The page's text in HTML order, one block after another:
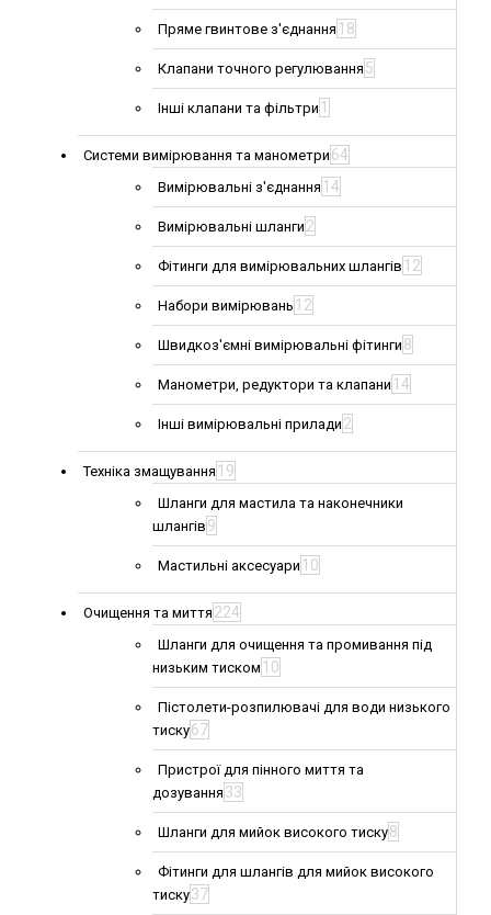
Пряме гвинтове з'єднання 18
Клапани точного регулювання 5
Інші клапани та фільтри 1
Системи вимірювання та манометри 64
Вимірювальні з'єднання 14
Вимірювальні шланги 2
Фітинги для вимірювальних шлангів 12
Набори вимірювань 12
Швидкоз'ємні вимірювальні фітинги 8
Манометри, редуктори та клапани 14
Інші вимірювальні прилади 2
Техніка змащування 19
Шланги для мастила та наконечники
шлангів 9
Мастильні аксесуари 10
Очищення та миття 224
Шланги для очищення та промивання під
низьким тиском 10
Пістолети-розпилювачі для води низького
тиску67
Пристрої для пінного миття та
дозування 33
Шланги для мийок високого тиску8
Фітинги для шлангів для мийок високого
тиску37